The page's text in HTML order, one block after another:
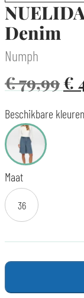
Denim
Numph
€79,99€
Beschikbare kleuren
Maat
36